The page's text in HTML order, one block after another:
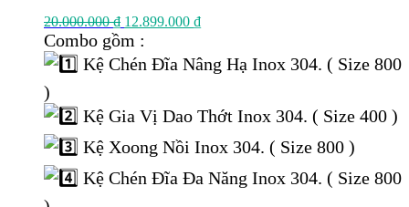
20.000.000₫ Giá
gốc
20.000.000 ₫.
12.899.000 ₫Giá
là:
Combo gồm :
Kệ Chén Đĩa Nâng Hạ Inox 304. ( Size 800
)
Kệ Gia Vị Dao Thớt Inox 304. ( Size 400 )
Kệ Xoong Nồi Inox 304. ( Size 800 )
Kệ Chén Đĩa Đa Năng Inox 304. ( Size 800